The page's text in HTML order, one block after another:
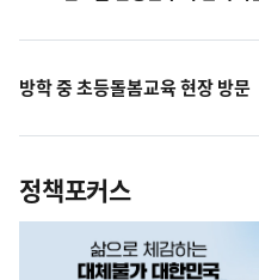
방학 중 초등돌봄교육 현장 방문
정책포커스